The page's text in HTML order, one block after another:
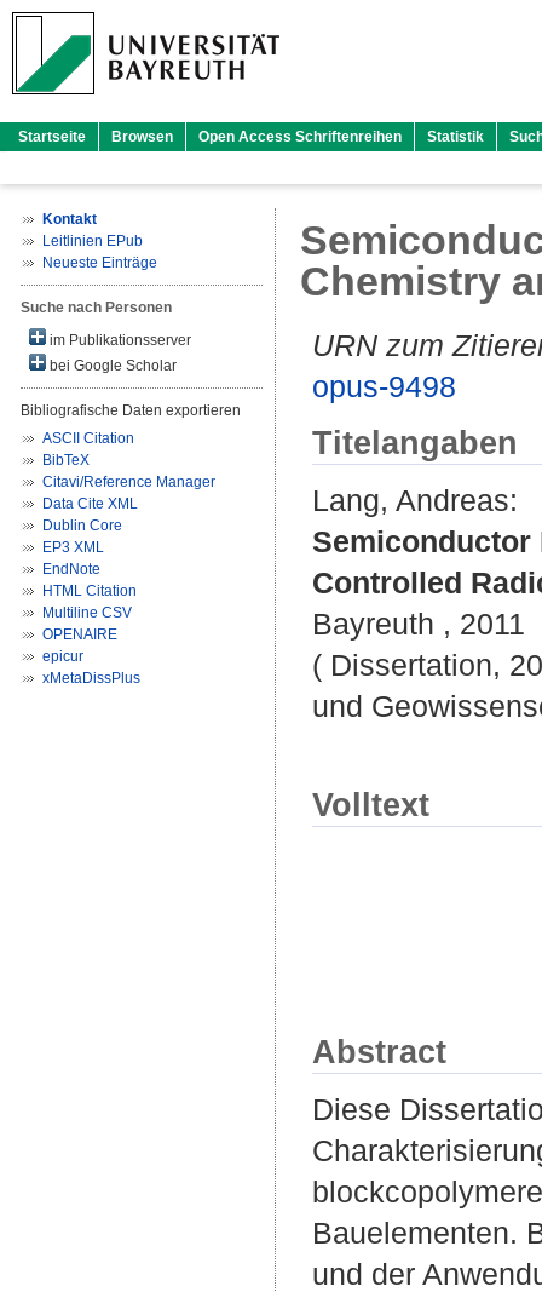
Startseite Browsen Open Access Schriftenreihen Statistik
Kontakt
Leitlinien EPub
Neueste Einträge
Suche nach Personen
im Publikationsserver
bei Google Scholar
Bibliografische Daten exportieren
ASCII Citation
BibTeX
Citavi/Reference Manager
Data Cite XML
Dublin Core
EP3 XML
EndNote
HTML Citation
Multiline CSV
OPENAIRE
epicur
xMetaDissPlus
Chemistry
URN zum
opus-9498
Titelangaben
Lang, Andreas:
Controlled
Bayreuth , 2011
( Dissertation,
und
Volltext
Abstract
Diese
Bauelementen.
und der